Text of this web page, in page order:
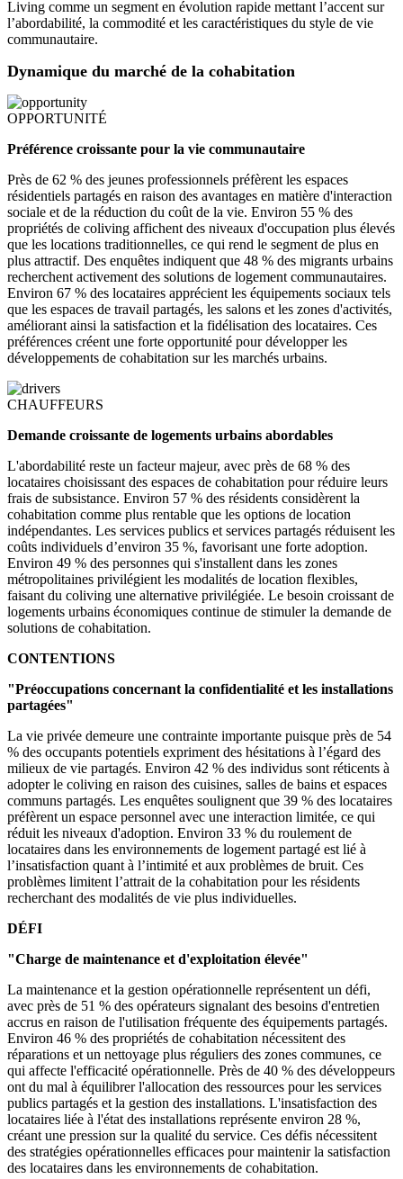
Living comme un segment en évolution rapide mettant l’accent sur
l’abordabilité, la commodité et les caractéristiques du style de vie
communautaire.
Dynamique du marché de la cohabitation
OPPORTUNITÉ
Préférence croissante pour la vie communautaire
Près de 62 % des jeunes professionnels préfèrent les espaces
résidentiels partagés en raison des avantages en matière d'interaction
sociale et de la réduction du coût de la vie. Environ 55 % des
propriétés de coliving affichent des niveaux d'occupation plus élevés
que les locations traditionnelles, ce qui rend le segment de plus en
plus attractif. Des enquêtes indiquent que 48 % des migrants urbains
recherchent activement des solutions de logement communautaires.
Environ 67 % des locataires apprécient les équipements sociaux tels
que les espaces de travail partagés, les salons et les zones d'activités,
améliorant ainsi la satisfaction et la fidélisation des locataires. Ces
préférences créent une forte opportunité pour développer les
développements de cohabitation sur les marchés urbains.
CHAUFFEURS
Demande croissante de logements urbains abordables
L'abordabilité reste un facteur majeur, avec près de 68 % des
locataires choisissant des espaces de cohabitation pour réduire leurs
frais de subsistance. Environ 57 % des résidents considèrent la
cohabitation comme plus rentable que les options de location
indépendantes. Les services publics et services partagés réduisent les
coûts individuels d’environ 35 %, favorisant une forte adoption.
Environ 49 % des personnes qui s'installent dans les zones
métropolitaines privilégient les modalités de location flexibles,
faisant du coliving une alternative privilégiée. Le besoin croissant de
logements urbains économiques continue de stimuler la demande de
solutions de cohabitation.
CONTENTIONS
"Préoccupations concernant la confidentialité et les installations
partagées"
La vie privée demeure une contrainte importante puisque près de 54
% des occupants potentiels expriment des hésitations à l’égard des
milieux de vie partagés. Environ 42 % des individus sont réticents à
adopter le coliving en raison des cuisines, salles de bains et espaces
communs partagés. Les enquêtes soulignent que 39 % des locataires
préfèrent un espace personnel avec une interaction limitée, ce qui
réduit les niveaux d'adoption. Environ 33 % du roulement de
locataires dans les environnements de logement partagé est lié à
l’insatisfaction quant à l’intimité et aux problèmes de bruit. Ces
problèmes limitent l’attrait de la cohabitation pour les résidents
recherchant des modalités de vie plus individuelles.
DÉFI
"Charge de maintenance et d'exploitation élevée"
La maintenance et la gestion opérationnelle représentent un défi,
avec près de 51 % des opérateurs signalant des besoins d'entretien
accrus en raison de l'utilisation fréquente des équipements partagés.
Environ 46 % des propriétés de cohabitation nécessitent des
réparations et un nettoyage plus réguliers des zones communes, ce
qui affecte l'efficacité opérationnelle. Près de 40 % des développeurs
ont du mal à équilibrer l'allocation des ressources pour les services
publics partagés et la gestion des installations. L'insatisfaction des
locataires liée à l'état des installations représente environ 28 %,
créant une pression sur la qualité du service. Ces défis nécessitent
des stratégies opérationnelles efficaces pour maintenir la satisfaction
des locataires dans les environnements de cohabitation.